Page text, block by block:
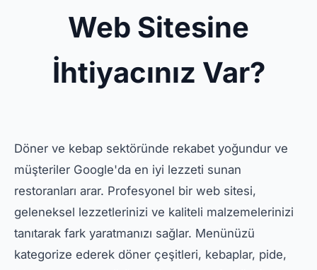
Web Sitesine
İhtiyacınız Var?
Döner ve kebap sektöründe rekabet yoğundur ve
müşteriler Google'da en iyi lezzeti sunan
restoranları arar. Profesyonel bir web sitesi,
geleneksel lezzetlerinizi ve kaliteli malzemelerinizi
tanıtarak fark yaratmanızı sağlar. Menünüzü
kategorize ederek döner çeşitleri, kebaplar, pide,